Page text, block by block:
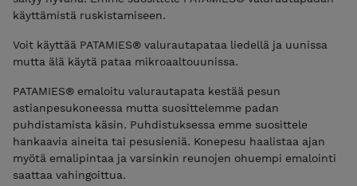
käyttämistä ruskistamiseen.
Voit käyttää PATAMIES® valurautapataa liedellä ja uunissa
mutta älä käytä pataa mikroaaltouunissa.
PATAMIES® emaloitu valurautapata kestää pesun
astianpesukoneessa mutta suosittelemme padan
puhdistamista käsin. Puhdistuksessa emme suosittele
hankaavia aineita tai pesusieniä. Konepesu haalistaa ajan
myötä emalipintaa ja varsinkin reunojen ohuempi emalointi
saattaa vahingoittua.